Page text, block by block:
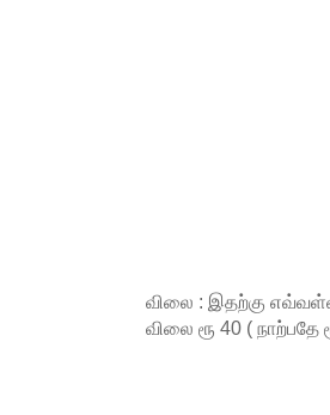
விலை : இதற்கு
விலை ரூ 40 ( நாற்பதே